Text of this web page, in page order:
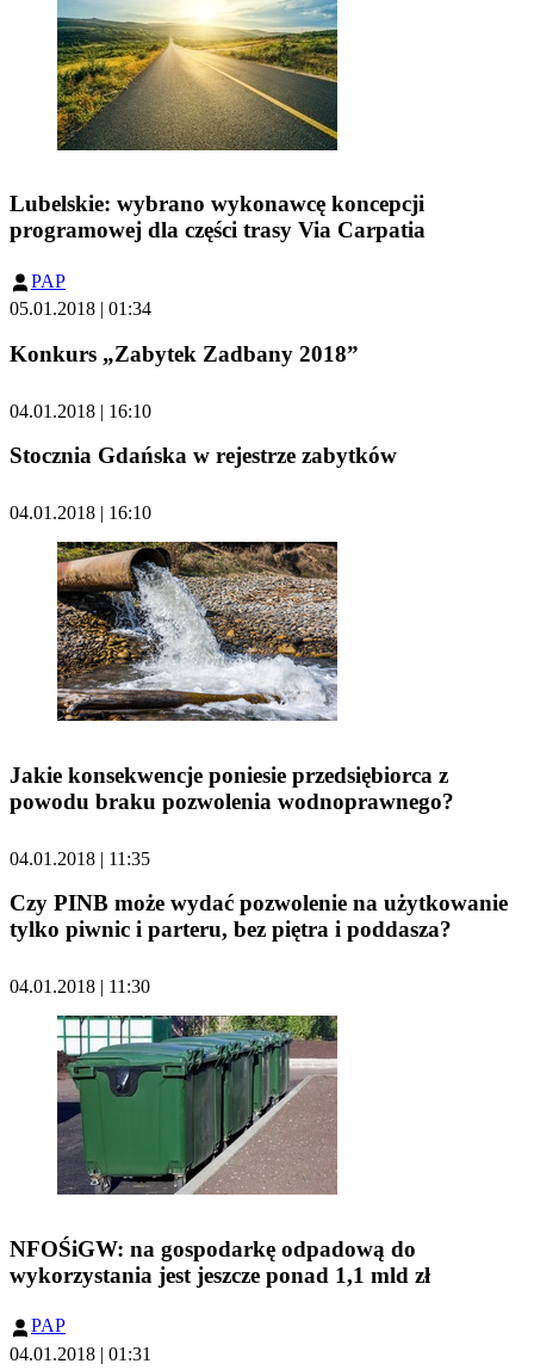
Lubelskie: wybrano wykonawcę koncepcji
programowej dla części trasy Via Carpatia
PAP
05.01.2018 | 01:34
Konkurs „Zabytek Zadbany 2018”
04.01.2018 | 16:10
Stocznia Gdańska w rejestrze zabytków
04.01.2018 | 16:10
Jakie konsekwencje poniesie przedsiębiorca z
powodu braku pozwolenia wodnoprawnego?
04.01.2018 | 11:35
Czy PINB może wydać pozwolenie na użytkowanie
tylko piwnic i parteru, bez piętra i poddasza?
04.01.2018 | 11:30
NFOŚiGW: na gospodarkę odpadową do
wykorzystania jest jeszcze ponad 1,1 mld zł
PAP
04.01.2018 | 01:31